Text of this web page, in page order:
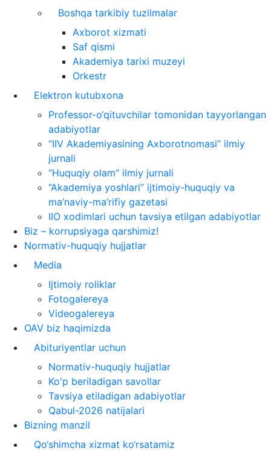
Boshqa tarkibiy tuzilmalar
Axborot xizmati
Saf qismi
Akademiya tarixi muzeyi
Orkestr
Elektron kutubxona
Professor-o‘qituvchilar tomonidan tayyorlangan
adabiyotlar
“IIV Akademiyasining Axborotnomasi” ilmiy
jurnali
“Huquqiy olam” ilmiy jurnali
“Akademiya yoshlari” ijtimoiy-huquqiy va
ma’naviy-ma’rifiy gazetasi
IIO xodimlari uchun tavsiya etilgan adabiyotlar
Biz – korrupsiyaga qarshimiz!
Normativ-huquqiy hujjatlar
Media
Ijtimoiy roliklar
Fotogalereya
Videogalereya
OAV biz haqimizda
Abituriyentlar uchun
Normativ-huquqiy hujjatlar
Ko'p beriladigan savollar
Tavsiya etiladigan adabiyotlar
Qabul-2026 natijalari
Bizning manzil
Qo‘shimcha xizmat ko‘rsatamiz